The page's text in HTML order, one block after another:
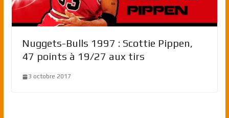
Nuggets-Bulls 1997 : Scottie Pippen,
47 points à 19/27 aux tirs
3 octobre 2017